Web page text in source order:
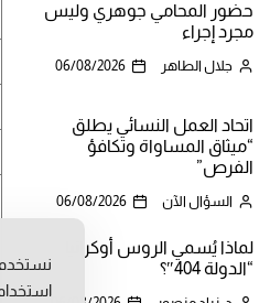
حضور المحامي جوهري وليس
مجرد إجراء
جلال الطاهر 06/08/2026
اتحاد العمل النسائي يطلق
“ميثاق المساواة وتكافؤ
الفرص”
السؤال الآن 06/08/2026
لماذا يُسمي الروس أوكرانيا
“الدولة 404″؟